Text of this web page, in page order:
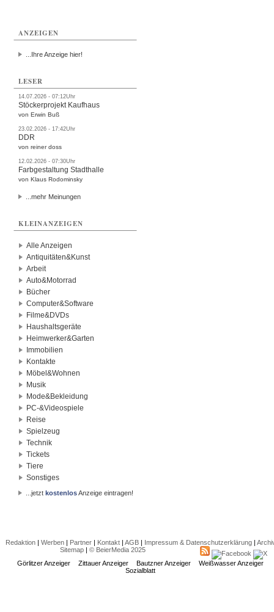
ANZEIGEN
...Ihre Anzeige hier!
LESER
14.07.2026 - 07:12Uhr
Stöckerprojekt Kaufhaus
von Erwin Buß
23.02.2026 - 17:42Uhr
DDR
von reiner doss
12.02.2026 - 07:30Uhr
Farbgestaltung Stadthalle
von Klaus Rodominsky
...mehr Meinungen
KLEINANZEIGEN
Alle Anzeigen
Antiquitäten&Kunst
Arbeit
Auto&Motorrad
Bücher
Computer&Software
Filme&DVDs
Haushaltsgeräte
Heimwerker&Garten
Immobilien
Kontakte
Möbel&Wohnen
Musik
Mode&Bekleidung
PC-&Videospiele
Reise
Spielzeug
Technik
Tickets
Tiere
Sonstiges
...jetztkostenlosAnzeige eintragen!
Redaktion| Werben| Partner| Kontakt| AGB| Impressum & Datenschutzerklärung|
Sitemap| © BeierMedia 2025
Görlitzer Anzeiger
Zittauer Anzeiger Bautzner Anzeiger
Weißwasser Anzeiger
Sozialblatt